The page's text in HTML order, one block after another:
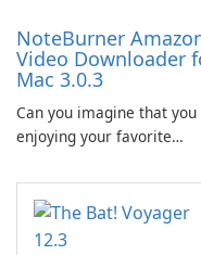
NoteBurner
Video Downloader
Mac 3.0.3
Can you imagine that you
enjoying your favorite
lying on the beach,
in the woods or even
your long commute to work